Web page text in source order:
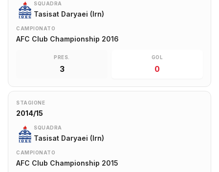
SQUADRA
Tasisat Daryaei (Irn)
CAMPIONATO
AFC Club Championship 2016
PRES.
3
GOL
0
STAGIONE
2014/15
SQUADRA
Tasisat Daryaei (Irn)
CAMPIONATO
AFC Club Championship 2015